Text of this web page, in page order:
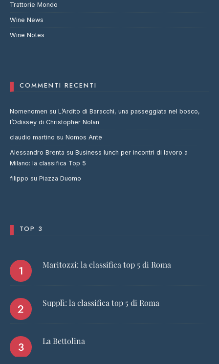
Trattorie Mondo
Wine News
Wine Notes
COMMENTI RECENTI
Nomenomen su L’Ardito di Baracchi, una passeggiata nel bosco,
l’Odissey di Christopher Nolan
claudio martino su Nomos Ante
Alessandro Brenta su Business lunch per incontri di lavoro a
Milano: la classifica Top 5
filippo su Piazza Duomo
TOP 3
Maritozzi: la classifica top 5 di Roma
Supplì: la classifica top 5 di Roma
La Bettolina